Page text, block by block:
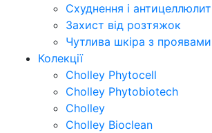
Схуднення і антицеллюлит
Захист від розтяжок
Чутлива шкіра з
Колекції
Cholley Phytocell
Cholley Phytobiotech
Cholley
Cholley Bioclean